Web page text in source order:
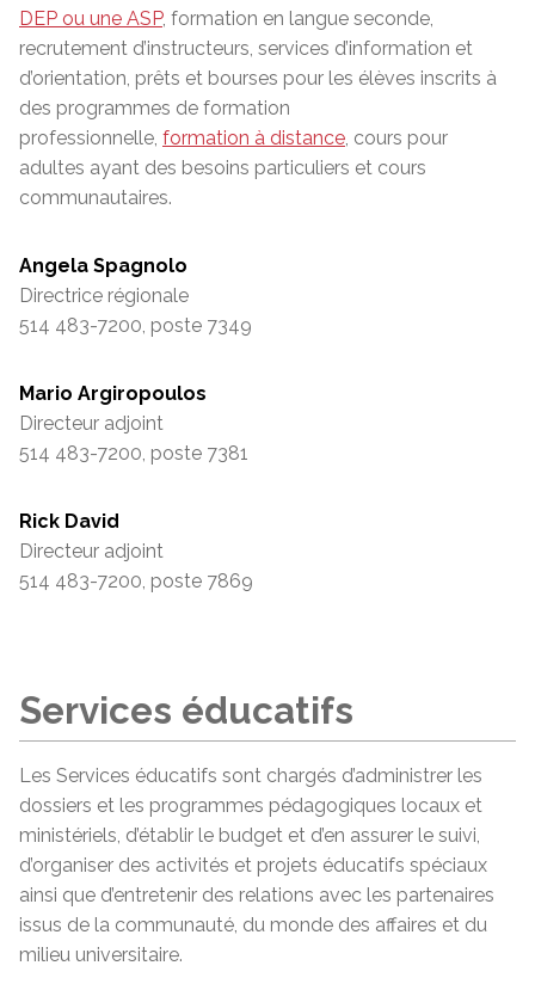
DEP ou une ASP, formation en langue seconde,
recrutement d’instructeurs, services d’information et
d’orientation, prêts et bourses pour les élèves inscrits à
des programmes de formation
professionnelle, formation à distance , cours pour
adultes ayant des besoins particuliers et cours
communautaires.
Angela Spagnolo
Directrice régionale
514 483-7200, poste 7349
Mario Argiropoulos
Directeur adjoint
514 483-7200, poste 7381
Rick David
Directeur adjoint
514 483-7200, poste 7869
Services éducatifs
Les Services éducatifs sont chargés d’administrer les
dossiers et les programmes pédagogiques locaux et
ministériels, d’établir le budget et d’en assurer le suivi,
d’organiser des activités et projets éducatifs spéciaux
ainsi que d’entretenir des relations avec les partenaires
issus de la communauté, du monde des affaires et du
milieu universitaire.